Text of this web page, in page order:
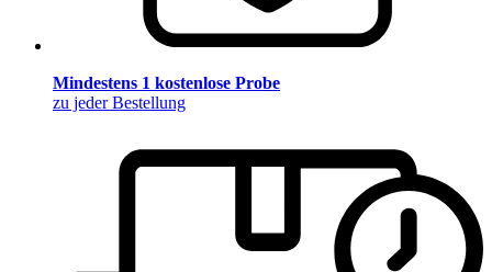
Mindestens 1 kostenlose Probe
zu jeder Bestellung